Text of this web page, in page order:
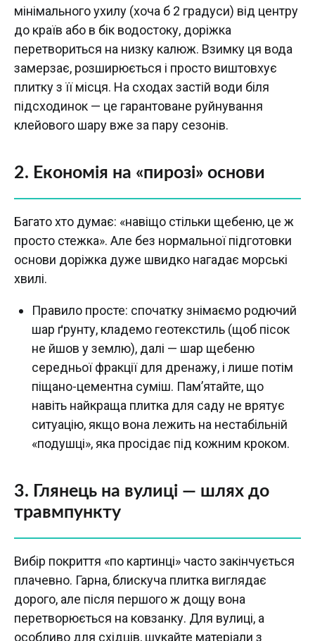
мінімального ухилу (хоча б 2 градуси) від центру
до країв або в бік водостоку, доріжка
перетвориться на низку калюж. Взимку ця вода
замерзає, розширюється і просто виштовхує
плитку з її місця. На сходах застій води біля
підсходинок — це гарантоване руйнування
клейового шару вже за пару сезонів.
2. Економія на «пирозі» основи
Багато хто думає: «навіщо стільки щебеню, це ж
просто стежка». Але без нормальної підготовки
основи доріжка дуже швидко нагадає морські
хвилі.
Правило просте: спочатку знімаємо родючий
шар ґрунту, кладемо геотекстиль (щоб пісок
не йшов у землю), далі — шар щебеню
середньої фракції для дренажу, і лише потім
піщано-цементна суміш. Пам’ятайте, що
навіть найкраща плитка для саду не врятує
ситуацію, якщо вона лежить на нестабільній
«подушці», яка просідає під кожним кроком.
3. Глянець на вулиці — шлях до
травмпункту
Вибір покриття «по картинці» часто закінчується
плачевно. Гарна, блискуча плитка виглядає
дорого, але після першого ж дощу вона
перетворюється на ковзанку. Для вулиці, а
особливо для східців, шукайте матеріали з